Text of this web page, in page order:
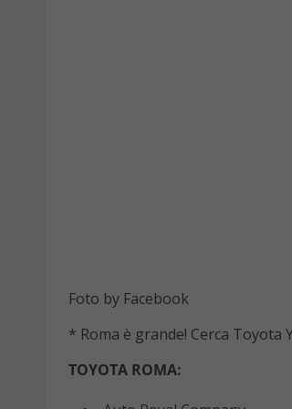
Foto by Facebook
* Roma è grande! Cerca
TOYOTA ROMA: